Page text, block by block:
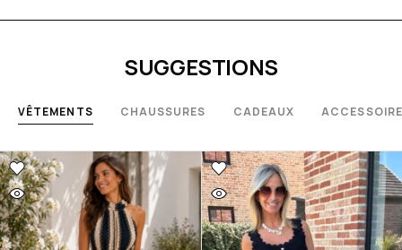
SUGGESTIONS
VÊTEMENTS CHAUSSURES CADEAUX